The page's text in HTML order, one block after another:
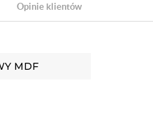
Opinie klientów
MDF